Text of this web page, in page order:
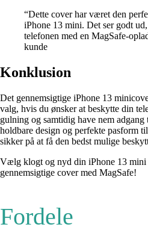
“Dette cover har været den
iPhone 13 mini. Det ser godt
telefonen med en MagSafe-
kunde
Konklusion
Det gennemsigtige iPhone 13
valg, hvis du ønsker at beskytte din
gulning og samtidig have nem
holdbare design og perfekte pasform
sikker på at få den bedst mulige
Vælg klogt og nyd din iPhone 13 mini
gennemsigtige cover med MagSafe!
Fordele